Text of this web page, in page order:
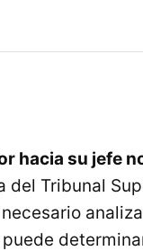
hacia su jefe
del Tribunal